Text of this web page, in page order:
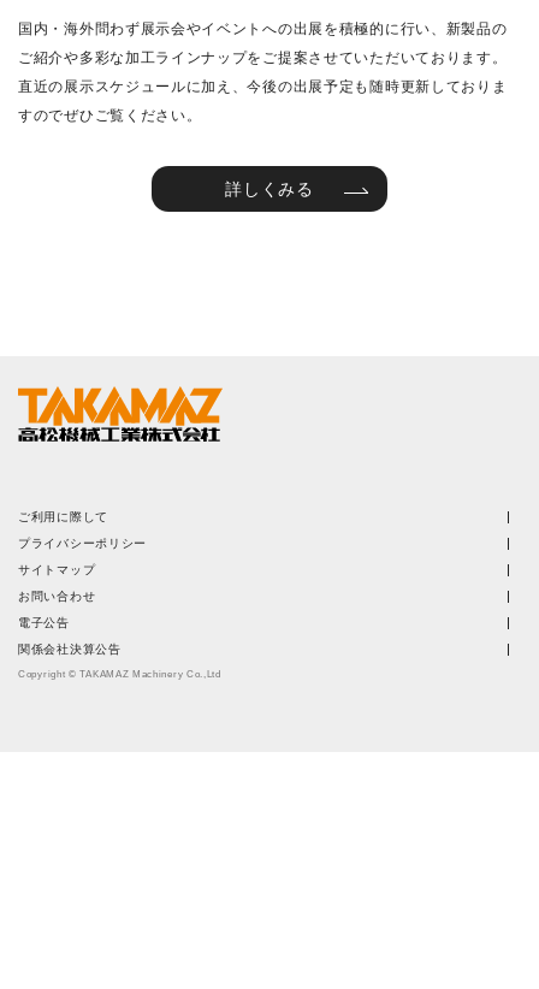
国内・海外問わず展示会やイベントへの出展を積極的に行い、新製品の
ご紹介や多彩な加工ラインナップをご提案させていただいております。
直近の展示スケジュールに加え、今後の出展予定も随時更新しておりま
すのでぜひご覧ください。
詳しくみる
ご利用に際して
プライバシーポリシー
サイトマップ
お問い合わせ
電子公告
関係会社決算公告
Copyright © TAKAMAZ Machinery Co.,Ltd